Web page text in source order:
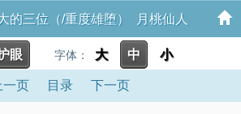
的三位（/重度雄堕） 月桃仙人
眼 字体： 大 中 小
一页 目录 下一页